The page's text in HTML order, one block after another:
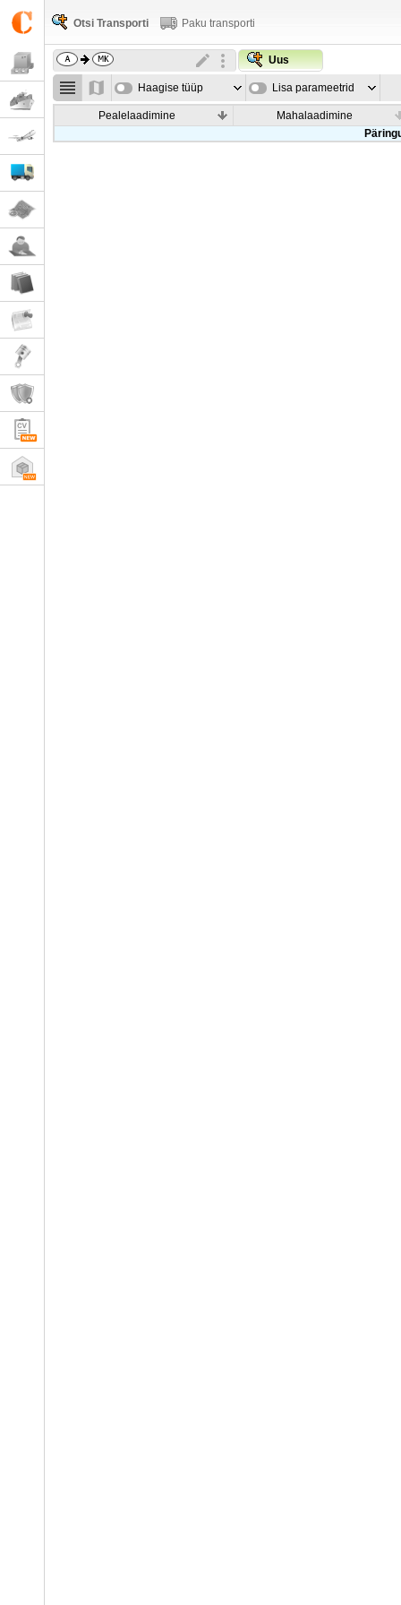
Otsi Transporti Paku transporti
Uus
Haagise tüüp Lisa parameetrid
Pealelaadimine
Mahalaadimine